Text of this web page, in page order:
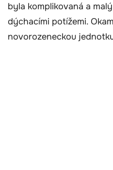
byla komplikovaná a
dýchacími potížemi.
novorozeneckou